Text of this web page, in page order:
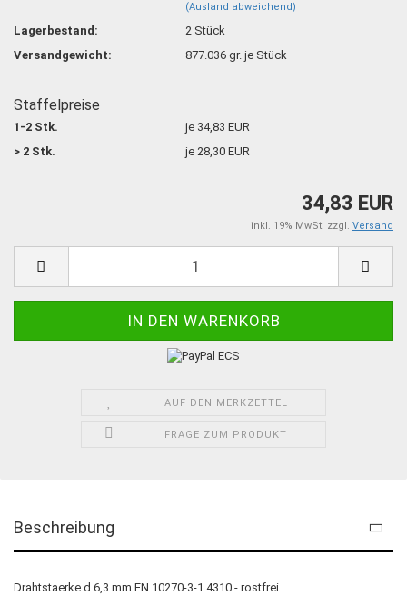
(Ausland abweichend)
Lagerbestand: 2 Stück
Versandgewicht:
877.036 gr. je Stück
Staffelpreise
1-2 Stk.
je 34,83 EUR
> 2 Stk.
je 28,30 EUR
34,83 EUR
inkl. 19% MwSt. zzgl. Versand
AUF DEN MERKZETTEL
FRAGE ZUM PRODUKT
Beschreibung
Drahtstaerke d 6,3 mm EN 10270-3-1.4310 - rostfrei